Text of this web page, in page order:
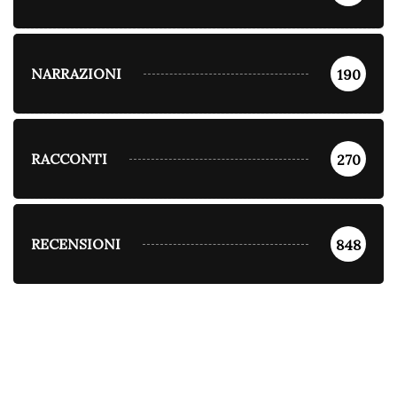
NARRAZIONI 190
RACCONTI 270
RECENSIONI 848